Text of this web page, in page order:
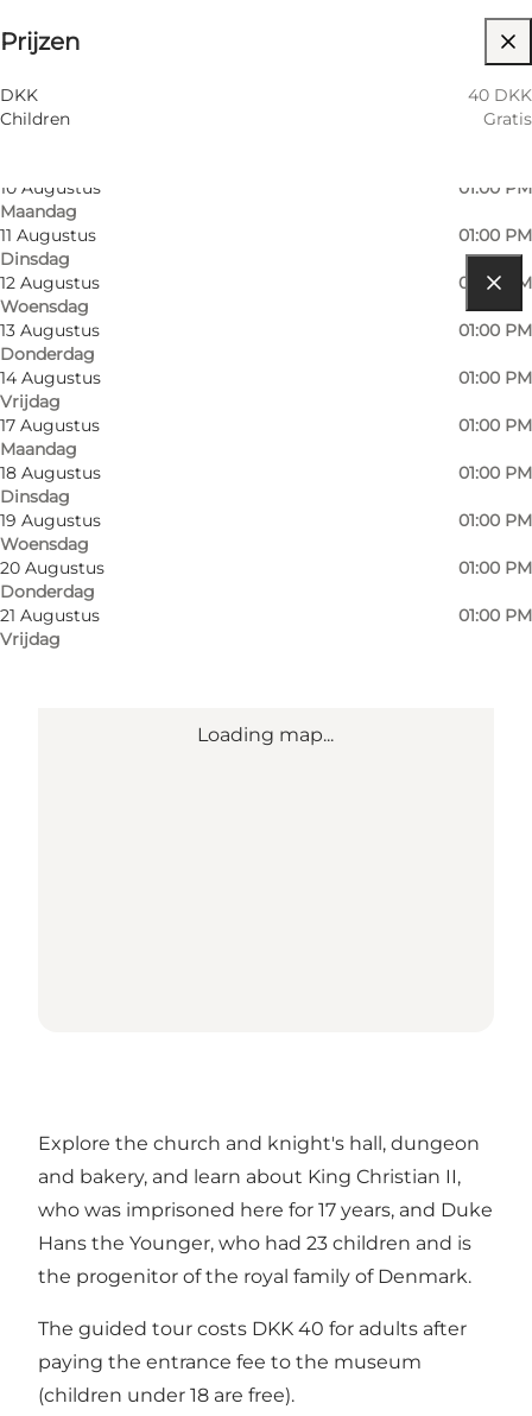
5 Augustus
01:00 PM
6 Augustus
Donderdag
01:00 PM
10 Augustus
Maandag
01:00 PM
11 Augustus
Dinsdag
01:00 PM
12 Augustus
Woensdag
01:00 PM
13 Augustus
Donderdag
01:00 PM
14 Augustus
Vrijdag
01:00 PM
17 Augustus
Maandag
01:00 PM
18 Augustus
Dinsdag
01:00 PM
19 Augustus
Woensdag
01:00 PM
20 Augustus
Donderdag
01:00 PM
21 Augustus
Vrijdag
01:00 PM
Prijzen
DKK
40 DKK
Children
Gratis
Routebeschrijving
Sønderbro 1
Loading map...
Explore the church and knight's hall, dungeon
and bakery, and learn about King Christian II,
who was imprisoned here for 17 years, and Duke
Hans the Younger, who had 23 children and is
the progenitor of the royal family of Denmark.
The guided tour costs DKK 40 for adults after
paying the entrance fee to the museum
(children under 18 are free).